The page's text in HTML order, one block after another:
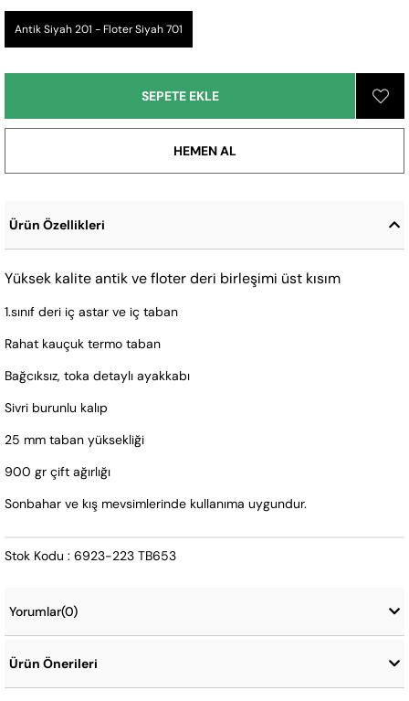
Antik Siyah 201 - Floter Siyah 701
Ürün Özellikleri
Yüksek kalite antik ve floter deri birleşimi üst kısım
1.sınıf deri iç astar ve iç taban
Rahat kauçuk termo taban
Bağcıksız, toka detaylı ayakkabı
Sivri burunlu kalıp
25 mm taban yüksekliği
900 gr çift ağırlığı
Sonbahar ve kış mevsimlerinde kullanıma uygundur.
Stok Kodu : 6923-223 TB653
Yorumlar(0)
Ürün Önerileri